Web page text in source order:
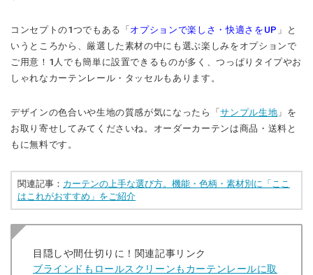
コンセプトの1つでもある「 オプションで楽しさ・快適さをUP 」と
いうところから、厳選した素材の中にも選ぶ楽しみをオプションで
ご用意！1人でも簡単に設置できるものが多く、つっぱりタイプやお
しゃれなカーテンレール・タッセルもあります。
デザインの色合いや生地の質感が気になったら「サンプル生地 」を
お取り寄せしてみてくださいね。オーダーカーテンは商品・送料と
もに無料です。
関連記事： カーテンの上手な選び方。機能・色柄・素材別に「ここ
はこれがおすすめ」をご紹介
目隠しや間仕切りに！ 関連記事リンク
ブラインドもロールスクリーンもカーテンレールに取